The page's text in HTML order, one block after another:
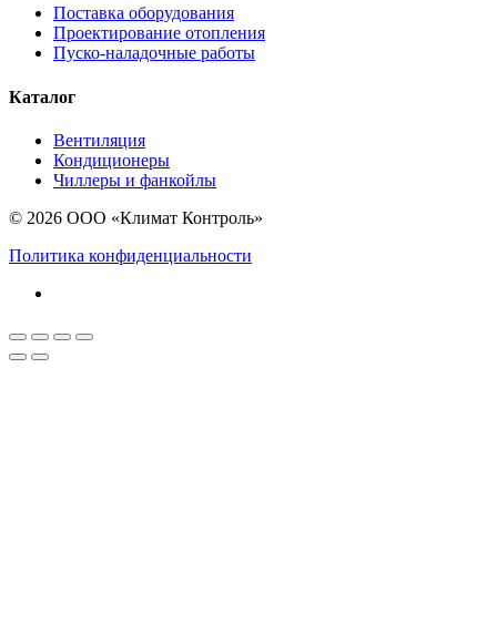
Поставка оборудования
Проектирование отопления
Пуско-наладочные работы
Каталог
Вентиляция
Кондиционеры
Чиллеры и фанкойлы
© 2026 ООО «Климат Контроль»
Политика конфиденциальности